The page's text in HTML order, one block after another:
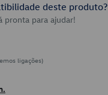
deste produto?
pronta para ajudar!
ligações)